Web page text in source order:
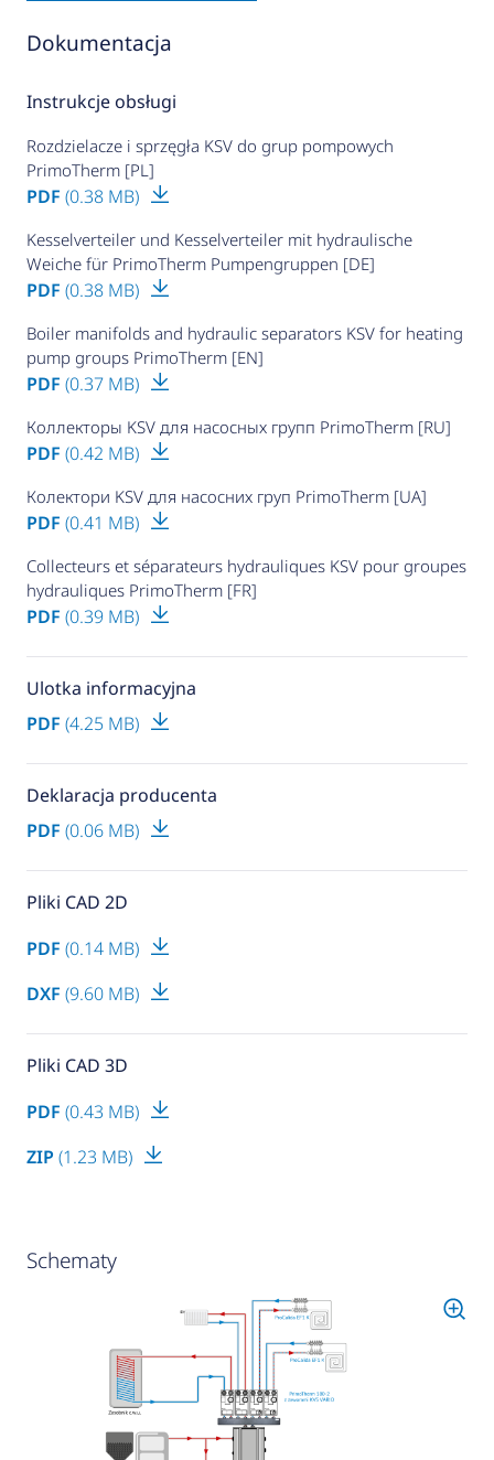
Dokumentacja
Instrukcje obsługi
Rozdzielacze i sprzęgła KSV do grup pompowych
PrimoTherm [PL]
PDF (0.38 MB)
Kesselverteiler und Kesselverteiler mit hydraulische
Weiche für PrimoTherm Pumpengruppen [DE]
PDF (0.38 MB)
Boiler manifolds and hydraulic separators KSV for heating
pump groups PrimoTherm [EN]
PDF (0.37 MB)
Коллекторы KSV для насосных групп PrimoTherm [RU]
PDF (0.42 MB)
Колектори KSV для насосних груп PrimoTherm [UA]
PDF (0.41 MB)
Collecteurs et séparateurs hydrauliques KSV pour groupes
hydrauliques PrimoTherm [FR]
PDF (0.39 MB)
Ulotka informacyjna
PDF (4.25 MB)
Deklaracja producenta
PDF (0.06 MB)
Pliki CAD 2D
PDF (0.14 MB)
DXF (9.60 MB)
Pliki CAD 3D
PDF (0.43 MB)
ZIP (1.23 MB)
Schematy